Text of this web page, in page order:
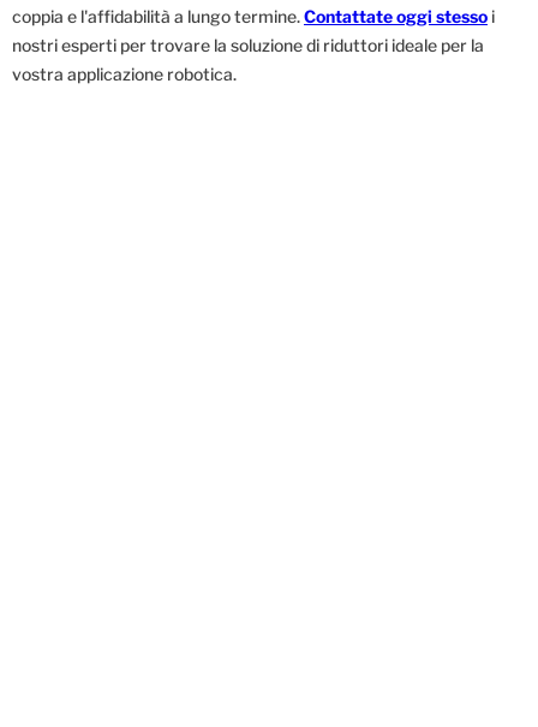
coppia e l'affidabilità a lungo termine.Contattateoggi stesso i
nostri esperti per trovare la soluzione di riduttori ideale per la
vostra applicazione robotica.